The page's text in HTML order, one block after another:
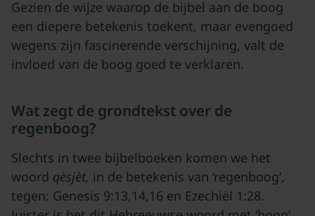
Gezien de wijze waarop de bijbel aan de boog
een diepere betekenis toekent, maar evengoed
wegens zijn fascinerende verschijning, valt de
invloed van de boog goed te verklaren.
Wat zegt de grondtekst over de
regenboog?
Slechts in twee bijbelboeken komen we het
woord qèsjèt, in de betekenis van ‘regenboog’,
tegen: Genesis 9:13,14,16 en Ezechiël 1:28.